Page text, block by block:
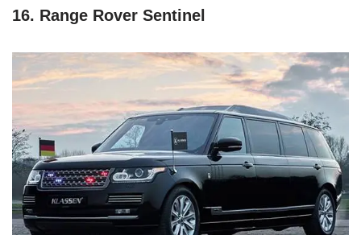
16. Range Rover Sentinel